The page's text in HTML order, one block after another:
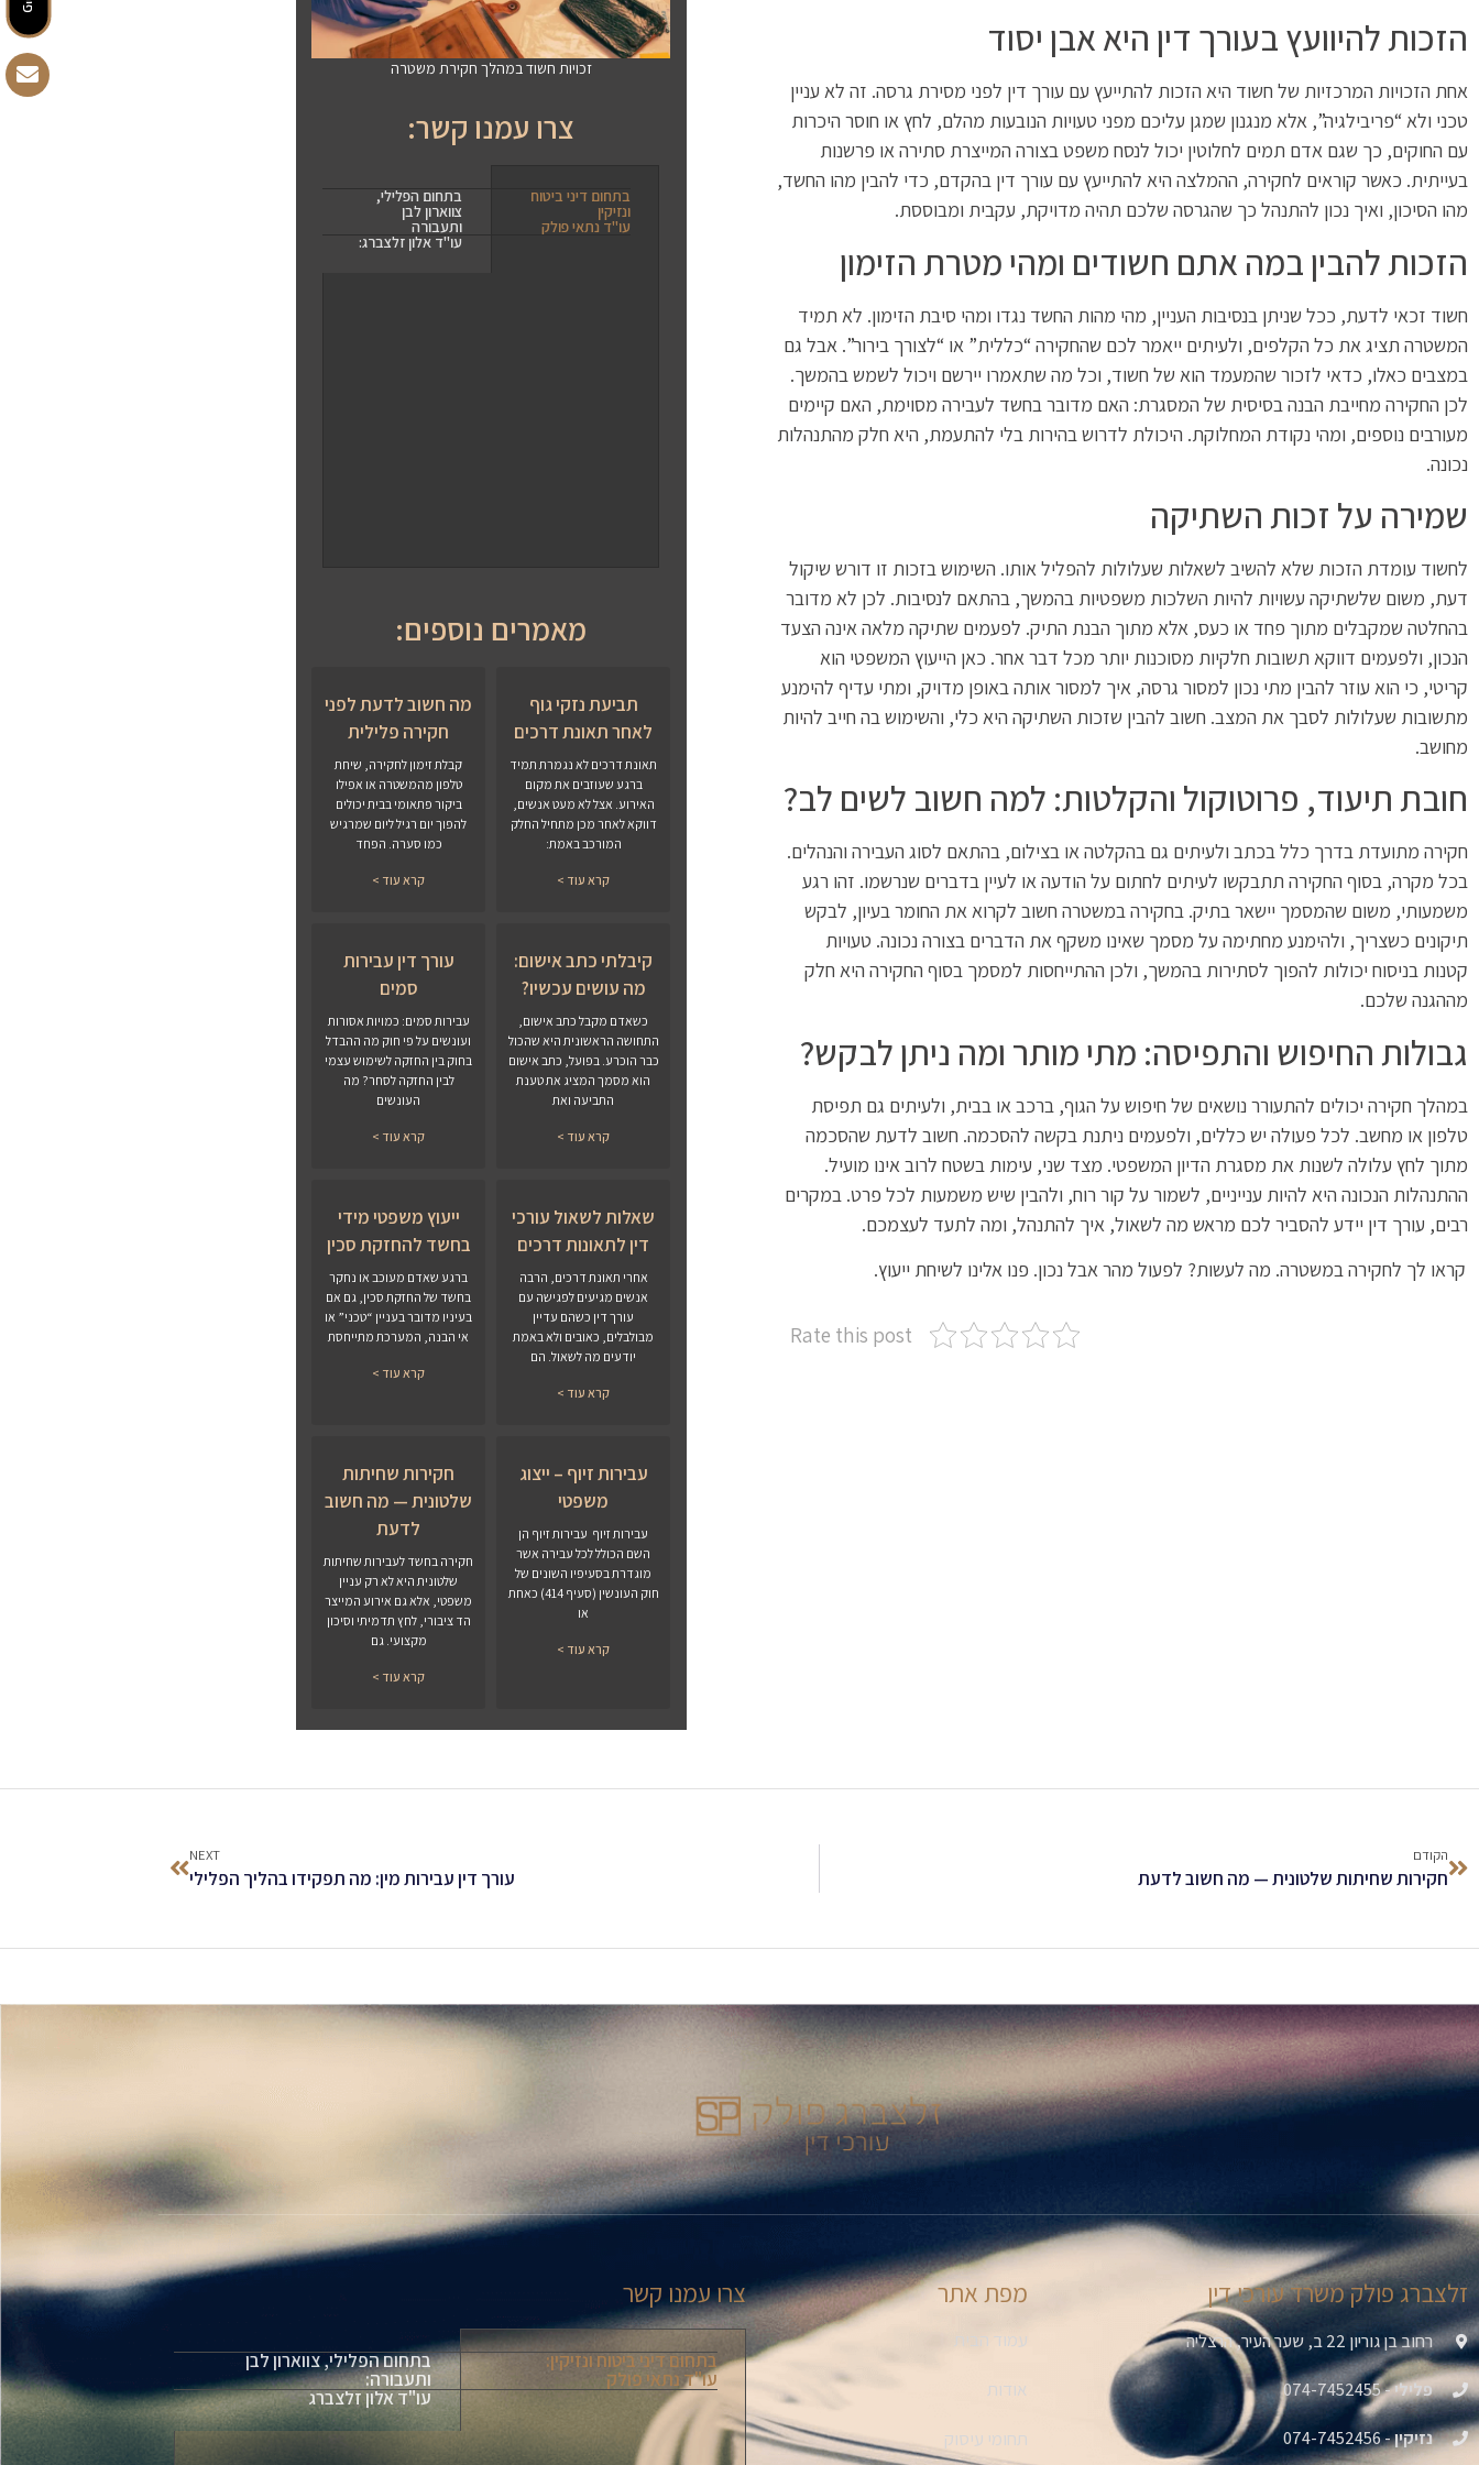
הזכות להיוועץ בעורך דין היא אבן יסוד
אחת הזכויות המרכזיות של חשוד היא הזכות להתייעץ עם עורך דין לפני מסירת גרסה. זה לא עניין
טכני ולא “פריבילגיה”, אלא מנגנון שמגן עליכם מפני טעויות הנובעות מהלם, לחץ או חוסר היכרות
עם החוקים, כך שגם אדם תמים לחלוטין יכול לנסח משפט בצורה המייצרת סתירה או פרשנות
בעייתית. כאשר קוראים לחקירה, ההמלצה היא להתייעץ עם עורך דין בהקדם, כדי להבין מהו החשד,
מהו הסיכון, ואיך נכון להתנהל כך שהגרסה שלכם תהיה מדויקת, עקבית ומבוססת.
הזכות להבין במה אתם חשודים ומהי מטרת הזימון
חשוד זכאי לדעת, ככל שניתן בנסיבות העניין, מהי מהות החשד נגדו ומהי סיבת הזימון. לא תמיד
המשטרה תציג את כל הקלפים, ולעיתים ייאמר לכם שהחקירה “כללית” או “לצורך בירור”. אבל גם
במצבים כאלו, כדאי לזכור שהמעמד הוא של חשוד, וכל מה שתאמרו יירשם ויכול לשמש בהמשך.
לכן החקירה מחייבת הבנה בסיסית של המסגרת: האם מדובר בחשד לעבירה מסוימת, האם קיימים
מעורבים נוספים, ומהי נקודת המחלוקת. היכולת לדרוש בהירות בלי להתעמת, היא חלק מהתנהלות
נכונה.
שמירה על זכות השתיקה
לחשוד עומדת הזכות שלא להשיב לשאלות שעלולות להפליל אותו. השימוש בזכות זו דורש שיקול
דעת, משום שלשתיקה עשויות להיות השלכות משפטיות בהמשך, בהתאם לנסיבות. לכן לא מדובר
בהחלטה שמקבלים מתוך פחד או כעס, אלא מתוך הבנת התיק. לפעמים שתיקה מלאה אינה הצעד
הנכון, ולפעמים דווקא תשובות חלקיות מסוכנות יותר מכל דבר אחר. כאן הייעוץ המשפטי הוא
קריטי, כי הוא עוזר להבין מתי נכון למסור גרסה, איך למסור אותה באופן מדויק, ומתי עדיף להימנע
מתשובות שעלולות לסבך את המצב. חשוב להבין שזכות השתיקה היא כלי, והשימוש בה חייב להיות
מחושב.
חובת תיעוד, פרוטוקול והקלטות: למה חשוב לשים לב?
חקירה מתועדת בדרך כלל בכתב ולעיתים גם בהקלטה או בצילום, בהתאם לסוג העבירה והנהלים.
בכל מקרה, בסוף החקירה תתבקשו לעיתים לחתום על הודעה או לעיין בדברים שנרשמו. זהו רגע
משמעותי, משום שהמסמך יישאר בתיק. בחקירה במשטרה חשוב לקרוא את החומר בעיון, לבקש
תיקונים כשצריך, ולהימנע מחתימה על מסמך שאינו משקף את הדברים בצורה נכונה. טעויות
קטנות בניסוח יכולות להפוך לסתירות בהמשך, ולכן ההתייחסות למסמך בסוף החקירה היא חלק
מההגנה שלכם.
גבולות החיפוש והתפיסה: מתי מותר ומה ניתן לבקש?
במהלך חקירה יכולים להתעורר נושאים של חיפוש על הגוף, ברכב או בבית, ולעיתים גם תפיסת
טלפון או מחשב. לכל פעולה יש כללים, ולפעמים ניתנת בקשה להסכמה. חשוב לדעת שהסכמה
מתוך לחץ עלולה לשנות את מסגרת הדיון המשפטי. מצד שני, עימות בשטח לרוב אינו מועיל.
ההתנהלות הנכונה היא להיות ענייניים, לשמור על קור רוח, ולהבין שיש משמעות לכל פרט. במקרים
רבים, עורך דין יידע להסביר לכם מראש מה לשאול, איך להתנהל, ומה לתעד לעצמכם.
קראו לך לחקירה במשטרה. מה לעשות? לפעול מהר אבל נכון. פנו אלינו לשיחת ייעוץ.
Rate this post
זכויות חשוד במהלך חקירת משטרה
צרו עמנו קשר:
בתחום דיני ביטוח
ונזיקין
עו"ד נתאי פולק
בתחום הפלילי,
צווארון לבן
ותעבורה
עו"ד אלון זלצברג:
מאמרים נוספים:
תביעת נזקי גוף
לאחר תאונת דרכים
תאונת דרכים לא נגמרת תמיד
ברגע שעוזבים את מקום
האירוע. אצל לא מעט אנשים,
דווקא לאחר מכן מתחיל החלק
המורכב באמת:
קרא עוד >
מה חשוב לדעת לפני
חקירה פלילית
קבלת זימון לחקירה, שיחת
טלפון מהמשטרה או אפילו
ביקור פתאומי בבית יכולים
להפוך יום רגיל ליום שמרגיש
כמו סערה. הפחד
קרא עוד >
קיבלתי כתב אישום:
מה עושים עכשיו?
כשאדם מקבל כתב אישום,
התחושה הראשונית היא שהכול
כבר הוכרע. בפועל, כתב אישום
הוא מסמך המציג את טענת
התביעה ואת
קרא עוד >
עורך דין עבירות
סמים
עבירות סמים: כמויות אסורות
ועונשים על פי חוק מה ההבדל
בחוק בין החזקה לשימוש עצמי
לבין החזקה לסחר? מה
העונשים
קרא עוד >
שאלות לשאול עורכי
דין לתאונות דרכים
אחרי תאונת דרכים, הרבה
אנשים מגיעים לפגישה עם
עורך דין כשהם עדיין
מבולבלים, כאובים ולא באמת
יודעים מה לשאול. הם
קרא עוד >
ייעוץ משפטי מידי
בחשד להחזקת סכין
ברגע שאדם מעוכב או נחקר
בחשד של החזקת סכין, גם אם
בעיניו מדובר בעניין “טכני” או
אי הבנה, המערכת מתייחסת
קרא עוד >
עבירות זיוף – ייצוג
משפטי
עבירות זיוף עבירות זיוף הן
השם הכולל לכל עבירה אשר
מוגדרת בסעיפיו השונים של
חוק העונשין (סעיף 414) כאחת
או
קרא עוד >
חקירות שחיתות
שלטונית — מה חשוב
לדעת
חקירה בחשד לעבירות שחיתות
שלטונית היא לא רק עניין
משפטי, אלא גם אירוע המייצר
הד ציבורי, לחץ תדמיתי וסיכון
מקצועי. גם
קרא עוד >
הקודם
חקירות שחיתות שלטונית — מה חשוב לדעת
NEXT
עורך דין עבירות מין: מה תפקידו בהליך הפלילי
זלצברג פולק משרד עורכי דין
רחוב בן גוריון 22 ב, שער העיר, הרצליה
פלילי- 074-7452455
נזיקין- 074-7452456
מפת אתר
עמוד הבית
אודות
תחומי עיסוק
צרו עמנו קשר
בתחום דיני ביטוח ונזיקין:
עו"ד נתאי פולק
בתחום הפלילי, צווארון לבן
ותעבורה:
עו"ד אלון זלצברג